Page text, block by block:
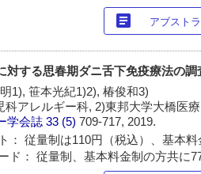
article アブスト
対する思春期ダニ舌下免疫療法の
1), 笹本光紀1)2), 椿俊和3)
科アレルギー科, 2)東邦大学大橋医
学会誌 33 (5)709-717, 2019.
： 従量制は110円（税込）、基本料
ド： 従量制、基本料金制の方共に